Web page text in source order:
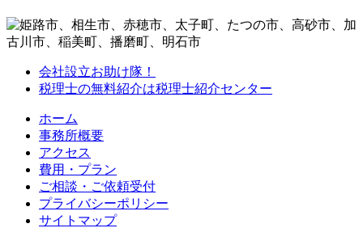
会社設立お助け隊！
税理士の無料紹介は税理士紹介センター
ホーム
事務所概要
アクセス
費用・プラン
ご相談・ご依頼受付
プライバシーポリシー
サイトマップ